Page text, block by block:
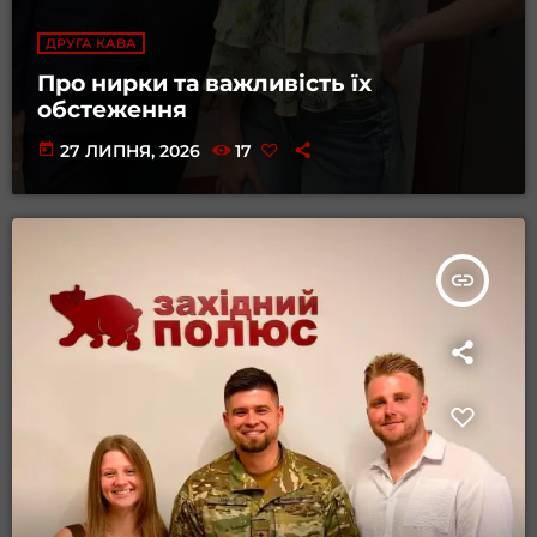
ДРУГА КАВА
Про нирки та важливість їх
обстеження
today 27 ЛИПНЯ, 2026 17
insert_link